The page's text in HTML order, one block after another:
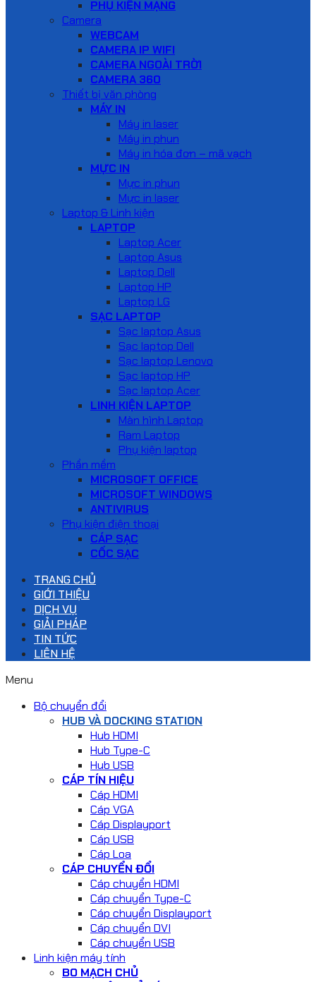
PHỤ KIỆN MẠNG
Camera
WEBCAM
CAMERA IP WIFI
CAMERA NGOÀI TRỜI
CAMERA 360
Thiết bị văn phòng
MÁY IN
Máy in laser
Máy in phun
Máy in hóa đơn – mã vạch
MỰC IN
Mực in phun
Mực in laser
Laptop & Linh kiện
LAPTOP
Laptop Acer
Laptop Asus
Laptop Dell
Laptop HP
Laptop LG
SẠC LAPTOP
Sạc laptop Asus
Sạc laptop Dell
Sạc laptop Lenovo
Sạc laptop HP
Sạc laptop Acer
LINH KIỆN LAPTOP
Màn hình Laptop
Ram Laptop
Phụ kiện laptop
Phần mềm
MICROSOFT OFFICE
MICROSOFT WINDOWS
ANTIVIRUS
Phụ kiện điện thoại
CÁP SẠC
CỐC SẠC
TRANG CHỦ
GIỚI THIỆU
DỊCH VỤ
GIẢI PHÁP
TIN TỨC
LIÊN HỆ
Menu
Bộ chuyển đổi
HUB VÀ DOCKING STATION
Hub HDMI
Hub Type-C
Hub USB
CÁP TÍN HIỆU
Cáp HDMI
Cáp VGA
Cáp Displayport
Cáp USB
Cáp Loa
CÁP CHUYỂN ĐỔI
Cáp chuyển HDMI
Cáp chuyển Type-C
Cáp chuyển Displayport
Cáp chuyển DVI
Cáp chuyển USB
Linh kiện máy tính
BO MẠCH CHỦ